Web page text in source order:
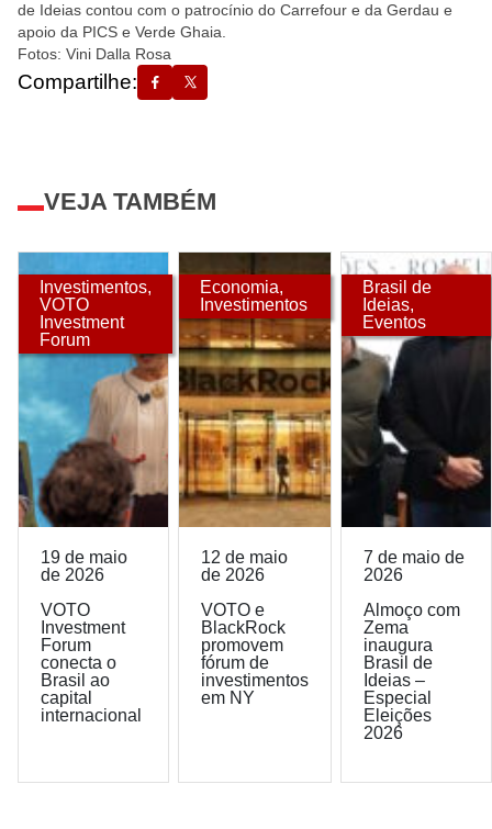
de Ideias contou com o patrocínio do Carrefour e da Gerdau e
apoio da PICS e Verde Ghaia.
Fotos: Vini Dalla Rosa
Compartilhe:
VEJA TAMBÉM
Investimentos,
VOTO
Investment
Forum
19 de maio
de 2026
VOTO
Investment
Forum
conecta o
Brasil ao
capital
internacional
Economia,
Investimentos
12 de maio
de 2026
VOTO e
BlackRock
promovem
fórum de
investimentos
em NY
Brasil de
Ideias,
Eventos
7 de maio de
2026
Almoço com
Zema
inaugura
Brasil de
Ideias –
Especial
Eleições
2026